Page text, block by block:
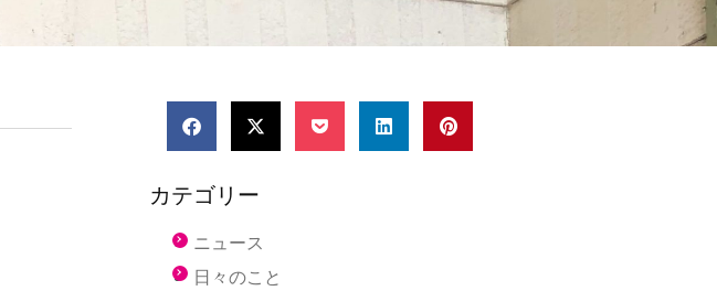
カテゴリー
ニュース
日々のこと